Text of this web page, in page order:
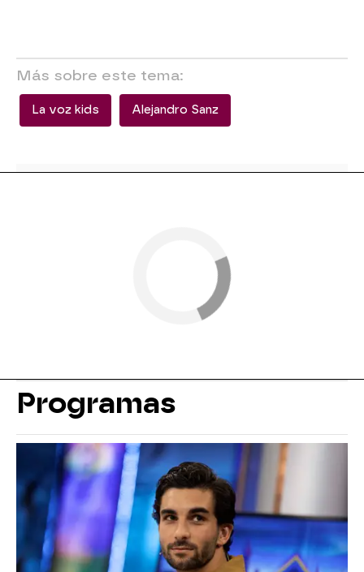
Más sobre este tema:
La voz kids Alejandro Sanz
Programas